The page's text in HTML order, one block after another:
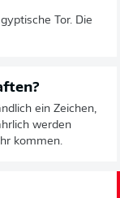
Tor. Die
ein Zeichen,
werden
kommen.